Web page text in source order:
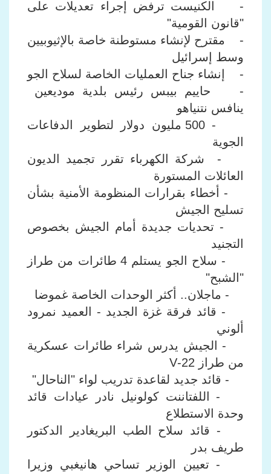
- الكنيست ترفض إجراء تعديلات على
"قانون القومية"
- مقترح لإنشاء مستوطنة خاصة بالإثيوبيين
وسط إسرائيل
- إنشاء جناح العمليات الخاصة لسلاح الجو
- حاييم بيبس رئيس بلدية موديعين
ينافس نتنياهو
- 500 مليون دولار لتطوير الدفاعات
الجوية
- شركة الكهرباء تقرر تجميد الديون
العائلات المستورة
- أخطاء بقرارات المنظومة الأمنية بشأن
تسليح الجيش
- تحديات جديدة أمام الجيش بخصوص
التجنيد
- سلاح الجو يستلم 4 طائرات من طراز
"الشبح"
- ماجلان.. أكثر الوحدات الخاصة غموضا
- قائد فرقة غزة الجديد - العميد نمرود
ألوني
- الجيش يدرس شراء طائرات عسكرية
من طراز 22-V
- قائد جديد لقاعدة تدريب لواء "الناحال"
- اللفتاننت كولونيل نادر عيادات قائد
وحدة الاستطلاع
- قائد سلاح الطب البريغادير الدكتور
طريف بدر
- تعيين الوزير تساحي هانيغبي وزيرا